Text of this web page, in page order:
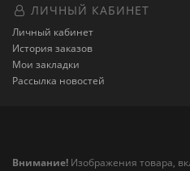
ЛИЧНЫЙ КАБИНЕТ
Личный кабинет
История заказов
Мои закладки
Рассылка новостей
Внимание! Изображения товара,